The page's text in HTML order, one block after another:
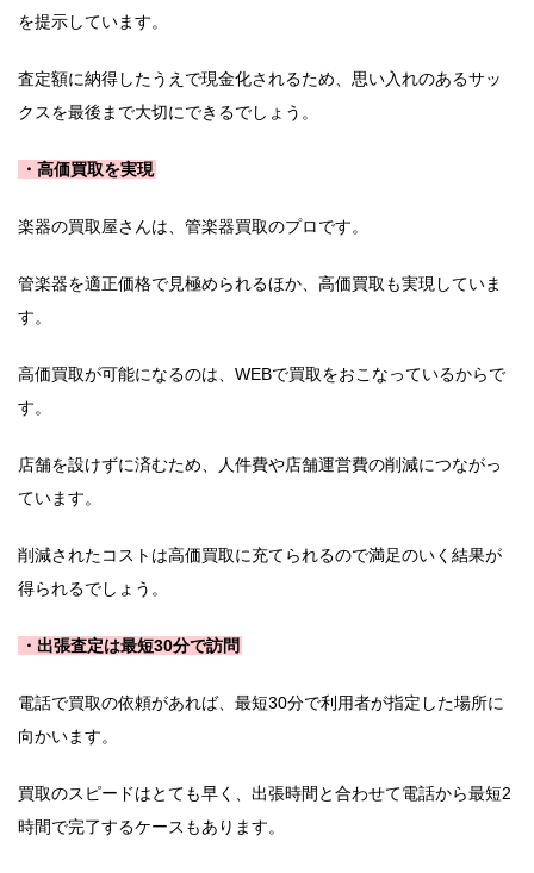
を提示しています。
査定額に納得したうえで現金化されるため、思い入れのあるサッ
クスを最後まで大切にできるでしょう。
・高価買取を実現
楽器の買取屋さんは、管楽器買取のプロです。
管楽器を適正価格で見極められるほか、高価買取も実現していま
す。
高価買取が可能になるのは、WEBで買取をおこなっているからで
す。
店舗を設けずに済むため、人件費や店舗運営費の削減につながっ
ています。
削減されたコストは高価買取に充てられるので満足のいく結果が
得られるでしょう。
・出張査定は最短30分で訪問
電話で買取の依頼があれば、最短30分で利用者が指定した場所に
向かいます。
買取のスピードはとても早く、出張時間と合わせて電話から最短2
時間で完了するケースもあります。